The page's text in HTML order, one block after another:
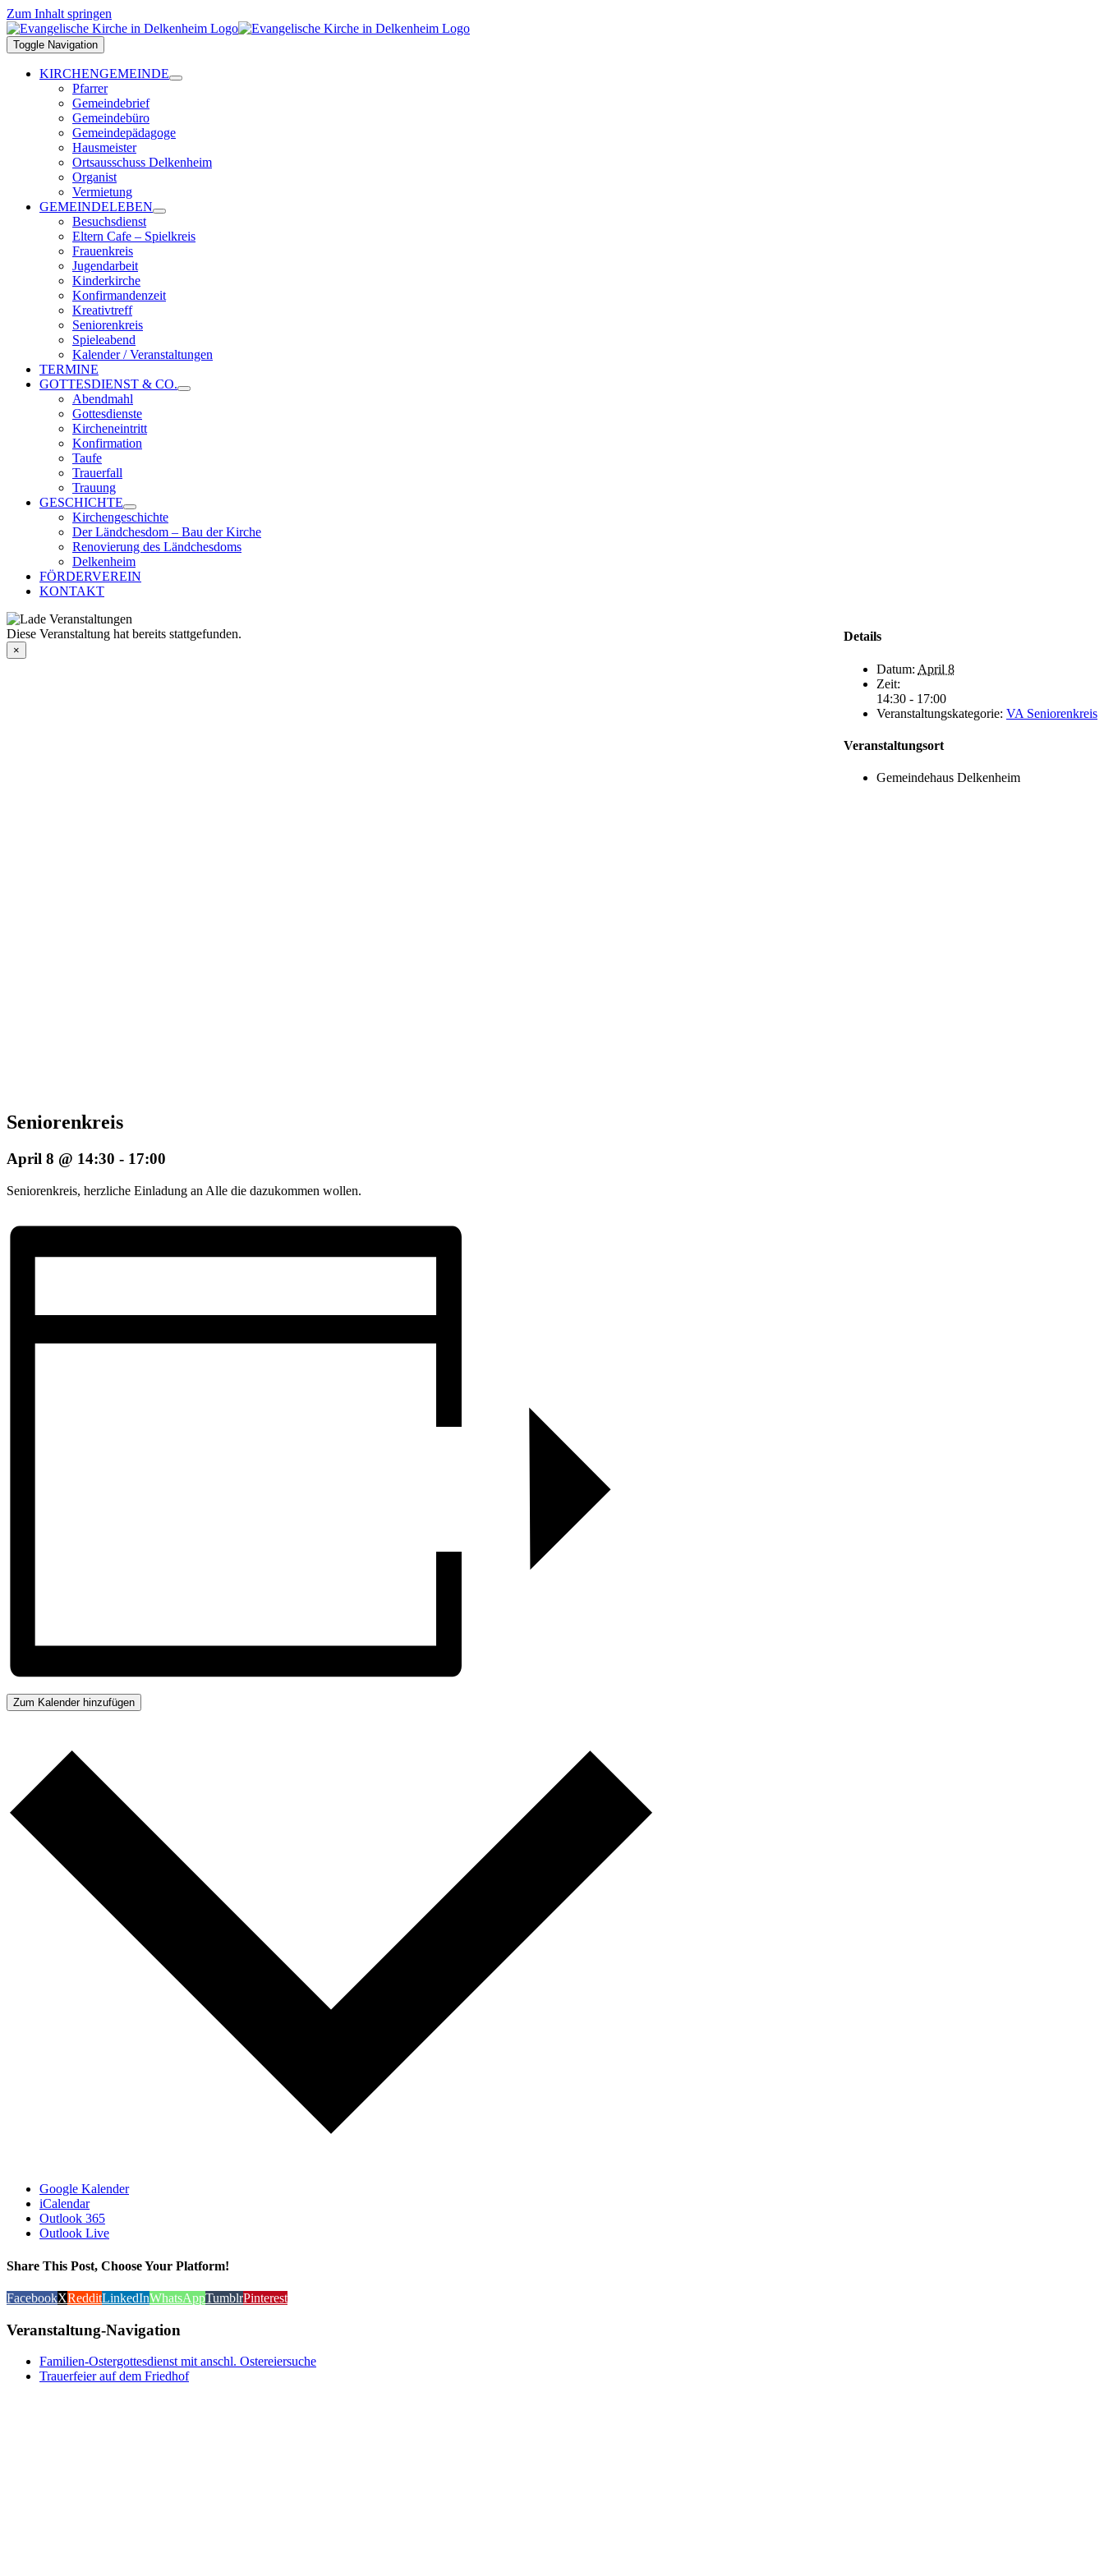
Zum Inhalt springen
Toggle Navigation
KIRCHENGEMEINDE
Pfarrer
Gemeindebrief
Gemeindebüro
Gemeindepädagoge
Hausmeister
Ortsausschuss Delkenheim
Organist
Vermietung
GEMEINDELEBEN
Besuchsdienst
Eltern Cafe – Spielkreis
Frauenkreis
Jugendarbeit
Kinderkirche
Konfirmandenzeit
Kreativtreff
Seniorenkreis
Spieleabend
Kalender / Veranstaltungen
TERMINE
GOTTESDIENST & CO.
Abendmahl
Gottesdienste
Kircheneintritt
Konfirmation
Taufe
Trauerfall
Trauung
GESCHICHTE
Kirchengeschichte
Der Ländchesdom – Bau der Kirche
Renovierung des Ländchesdoms
Delkenheim
FÖRDERVEREIN
KONTAKT
Diese Veranstaltung hat bereits stattgefunden.
×
Seniorenkreis
April 8 @ 14:30 - 17:00
Seniorenkreis, herzliche Einladung an Alle die dazukommen wollen.
Zum Kalender hinzufügen
Google Kalender
iCalendar
Outlook 365
Outlook Live
Share This Post, Choose Your Platform!
FacebookXRedditLinkedInWhatsAppTumblrPinterest
Veranstaltung-Navigation
Familien-Ostergottesdienst mit anschl. Ostereiersuche
Trauerfeier auf dem Friedhof
Details
Datum: April 8
Zeit:
14:30 - 17:00
Veranstaltungskategorie: VA Seniorenkreis
Veranstaltungsort
Gemeindehaus Delkenheim